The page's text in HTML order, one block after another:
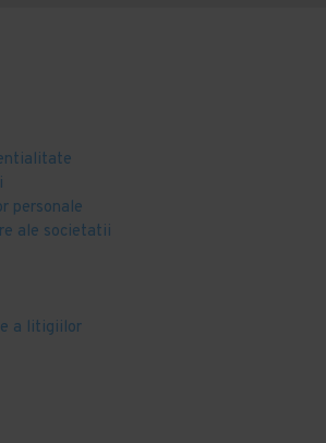
personale
ale societatii
a litigiilor